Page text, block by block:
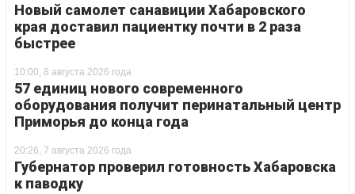
Новый самолет санавиции Хабаровского
края доставил пациентку почти в 2 раза
быстрее
10:00, 8 августа 2026 года
57 единиц нового современного
оборудования получит перинатальный центр
Приморья до конца года
20:26, 7 августа 2026 года
Губернатор проверил готовность Хабаровска
к паводку